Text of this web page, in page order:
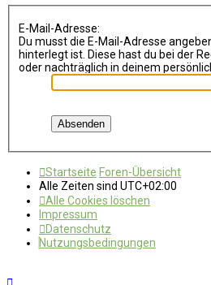
E-Mail-Adresse:
Du musst die E-Mail-Adresse
hinterlegt ist. Diese hast du bei der
oder nachträglich in deinem
Startseite Foren-Übersicht
Alle Zeiten sind UTC+02:00
Alle Cookies löschen
Impressum
Datenschutz
Nutzungsbedingungen